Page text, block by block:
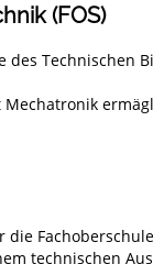
(FOS)
des Technischen
die
technischen